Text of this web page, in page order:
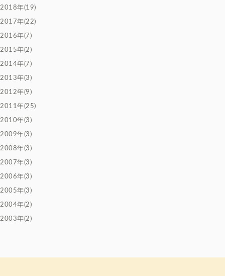
2018年(19)
2017年(22)
2016年(7)
2015年(2)
2014年(7)
2013年(3)
2012年(9)
2011年(25)
2010年(3)
2009年(3)
2008年(3)
2007年(3)
2006年(3)
2005年(3)
2004年(2)
2003年(2)